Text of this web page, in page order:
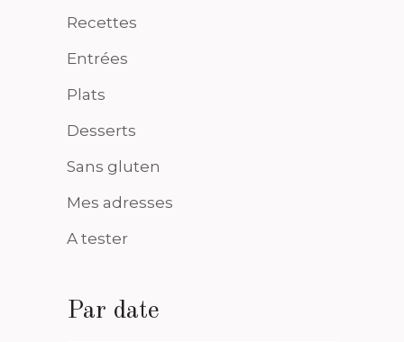
Recettes
Entrées
Plats
Desserts
Sans gluten
Mes adresses
A tester
Par date